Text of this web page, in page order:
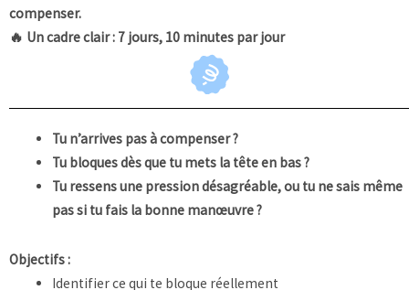
compenser.
🔥 Un cadre clair : 7 jours, 10 minutes par jour
Tu n’arrives pas à compenser ?
Tu bloques dès que tu mets la tête en bas ?
Tu ressens une pression désagréable, ou tu ne sais même
pas si tu fais la bonne manœuvre ?
Objectifs :
Identifier ce qui te bloque réellement